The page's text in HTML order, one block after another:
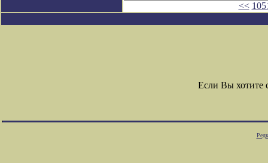
<<
Если Вы хотите